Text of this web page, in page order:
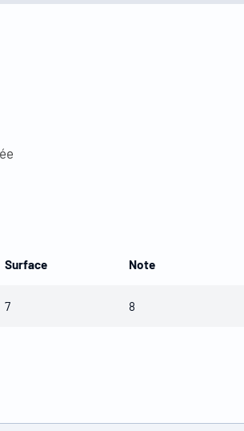
Surface Note
7 8